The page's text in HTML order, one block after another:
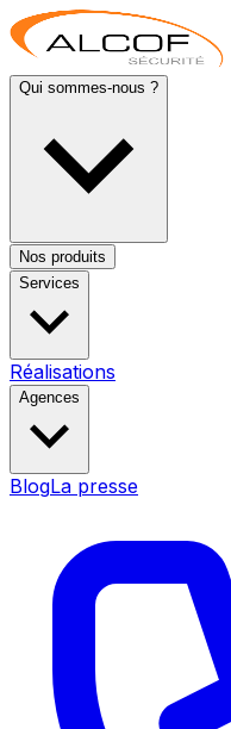
Qui sommes-nous ?
Nos produits
Services
Réalisations
Agences
BlogLa presse